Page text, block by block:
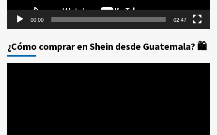
00:00 02:47
¿Cómo comprar en Shein desde Guatemala? 🛍️